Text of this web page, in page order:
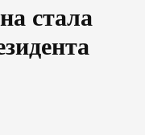
стала